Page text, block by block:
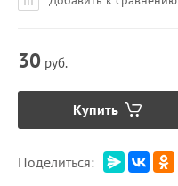
30 руб.
Купить
Поделиться: